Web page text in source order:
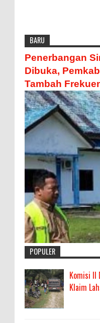
BARU
Penerbangan
Dibuka,
Tambah
POPULER
Komisi II
Klaim